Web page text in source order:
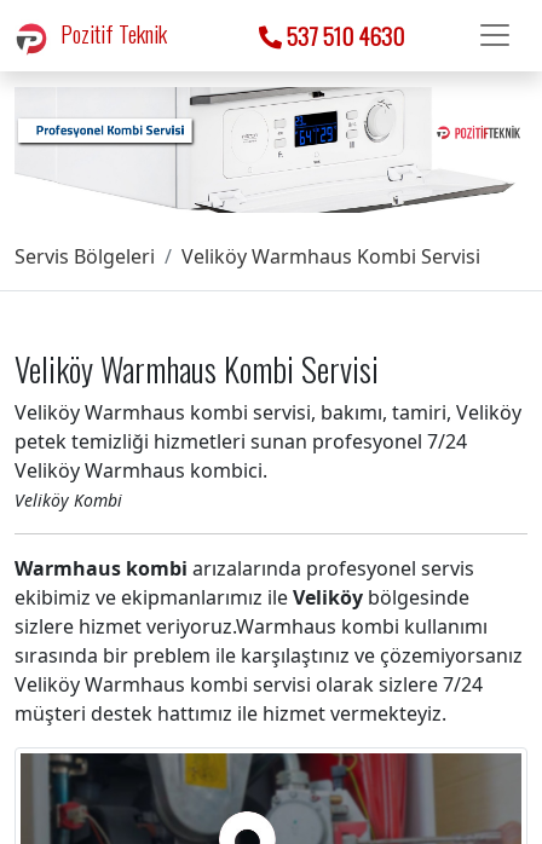
Pozitif Teknik 537 510 4630
Servis Bölgeleri Veliköy Warmhaus Kombi Servisi
Veliköy Warmhaus Kombi Servisi
Veliköy Warmhaus kombi servisi, bakımı, tamiri, Veliköy
petek temizliği hizmetleri sunan profesyonel 7/24
Veliköy Warmhaus kombici.
Veliköy Kombi
Warmhaus kombi arızalarında profesyonel servis
ekibimiz ve ekipmanlarımız ileVeliköy bölgesinde
sizlere hizmet veriyoruz.Warmhaus kombi kullanımı
sırasında bir preblem ile karşılaştınız ve çözemiyorsanız
Veliköy Warmhaus kombi servisi olarak sizlere 7/24
müşteri destek hattımız ile hizmet vermekteyiz.